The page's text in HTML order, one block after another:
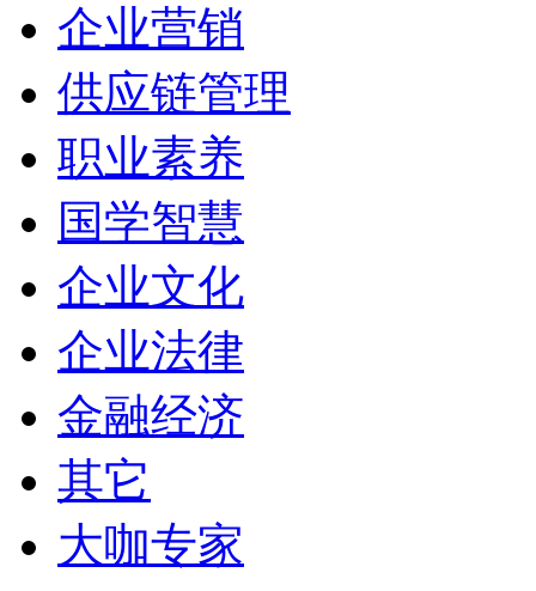
企业营销
供应链管理
职业素养
国学智慧
企业文化
企业法律
金融经济
其它
大咖专家